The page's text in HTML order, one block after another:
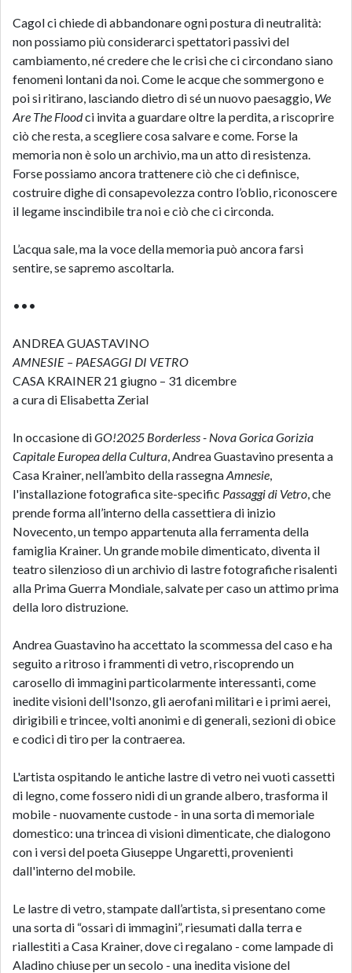
Cagol ci chiede di abbandonare ogni postura di neutralità:
non possiamo più considerarci spettatori passivi del
cambiamento, né credere che le crisi che ci circondano siano
fenomeni lontani da noi. Come le acque che sommergono e
poi si ritirano, lasciando dietro di sé un nuovo paesaggio, We
Are The Floodci invita a guardare oltre la perdita, a riscoprire
ciò che resta, a scegliere cosa salvare e come. Forse la
memoria non è solo un archivio, ma un atto di resistenza.
Forse possiamo ancora trattenere ciò che ci definisce,
costruire dighe di consapevolezza contro l’oblio, riconoscere
il legame inscindibile tra noi e ciò che ci circonda.
L’acqua sale, ma la voce della memoria può ancora farsi
sentire, se sapremo ascoltarla.
•••
ANDREA GUASTAVINO
AMNESIE – PAESAGGI DI VETRO
CASA KRAINER 21 giugno – 31 dicembre
a cura di Elisabetta Zerial
In occasione diGO!2025 Borderless - Nova Gorica Gorizia
Capitale Europea della Cultura, Andrea Guastavino presenta a
Casa Krainer, nell’ambito della rassegnaAmnesie,
l'installazione fotografica site-specific Passaggi di Vetro, che
prende forma all’interno della cassettiera di inizio
Novecento, un tempo appartenuta alla ferramenta della
famiglia Krainer. Un grande mobile dimenticato, diventa il
teatro silenzioso di un archivio di lastre fotografiche risalenti
alla Prima Guerra Mondiale, salvate per caso un attimo prima
della loro distruzione.
Andrea Guastavino ha accettato la scommessa del caso e ha
seguito a ritroso i frammenti di vetro, riscoprendo un
carosello di immagini particolarmente interessanti, come
inedite visioni dell'Isonzo, gli aerofani militari e i primi aerei,
dirigibili e trincee, volti anonimi e di generali, sezioni di obice
e codici di tiro per la contraerea.
L'artista ospitando le antiche lastre di vetro nei vuoti cassetti
di legno, come fossero nidi di un grande albero, trasforma il
mobile - nuovamente custode - in una sorta di memoriale
domestico: una trincea di visioni dimenticate, che dialogono
con i versi del poeta Giuseppe Ungaretti, provenienti
dall'interno del mobile.
Le lastre di vetro, stampate dall’artista, si presentano come
una sorta di “ossari di immagini”, riesumati dalla terra e
riallestiti a Casa Krainer, dove ci regalano - come lampade di
Aladino chiuse per un secolo - una inedita visione del